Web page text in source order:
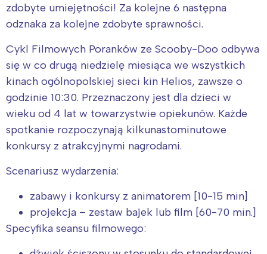
zdobyte umiejętności! Za kolejne 6 następna
odznaka za kolejne zdobyte sprawności.
Cykl Filmowych Poranków ze Scooby-Doo odbywa
się w co drugą niedzielę miesiąca we wszystkich
kinach ogólnopolskiej sieci kin Helios, zawsze o
godzinie 10:30. Przeznaczony jest dla dzieci w
wieku od 4 lat w towarzystwie opiekunów. Każde
spotkanie rozpoczynają kilkunastominutowe
konkursy z atrakcyjnymi nagrodami.
Scenariusz wydarzenia:
zabawy i konkursy z animatorem [10-15 min]
projekcja – zestaw bajek lub film [60-70 min.]
Specyfika seansu filmowego: